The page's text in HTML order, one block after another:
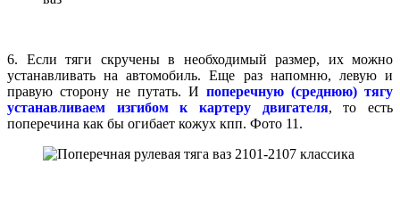
6. Если тяги скручены в необходимый размер, их можно
устанавливать на автомобиль. Еще раз напомню, левую и
правую сторону не путать. И поперечную (среднюю) тягу
устанавливаем изгибом к картеру двигателя, то есть
поперечина как бы огибает кожух кпп. Фото 11.